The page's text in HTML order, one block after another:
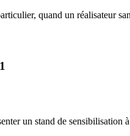
quand un réalisateur
un stand de